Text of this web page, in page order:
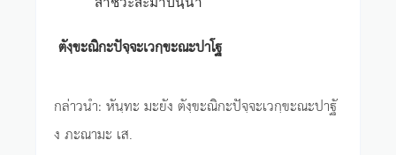
ตังฺขะณิกะปัจฺจะเวกฺขะณะปาโฐ
กล่าวนำ: หันฺทะ มะยัง ตังฺขะณิกะปัจฺจะเวกฺขะณะปาฐั
ง ภะณามะ เส.